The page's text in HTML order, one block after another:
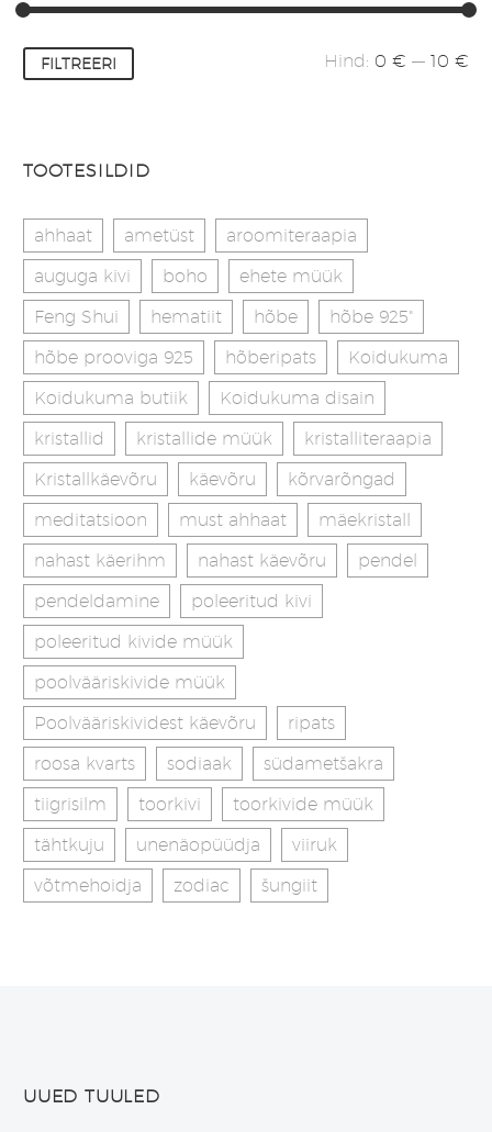
Minimaalne
Maksimaalne
FILTREERI Hind: 0 € — 10 €
TOOTESILDID
ahhaat ametüst
aroomiteraapia
auguga kivi
boho
ehete müük
Feng Shui
hematiit hõbe
hõbe 925"
hõbe prooviga 925
hõberipats
Koidukuma
Koidukuma butiik
Koidukuma disain
kristallid
kristallide müük
kristalliteraapia
Kristallkäevõru
käevõru
kõrvarõngad
meditatsioon
must ahhaat
mäekristall
nahast käerihm
nahast käevõru
pendel
pendeldamine
poleeritud kivi
poleeritud kivide müük
poolvääriskivide müük
Poolvääriskividest käevõru
ripats
roosa kvarts
sodiaak
südametšakra
tiigrisilm
toorkivi
toorkivide müük
tähtkuju
unenäopüüdja
viiruk
võtmehoidja
zodiac šungiit
UUED TUULED